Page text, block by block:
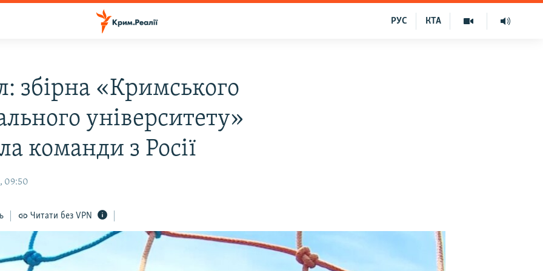
КТА
РУС
збірна «Кримського
університету»
команди з Росії
09:50
Читати без VPN